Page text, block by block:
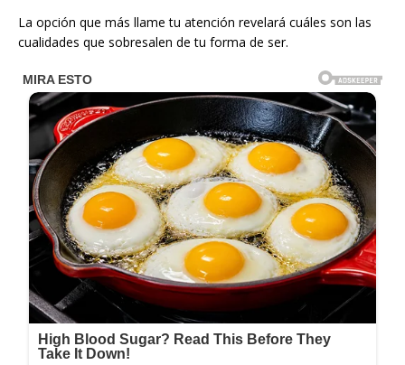
La opción que más llame tu atención revelará cuáles son las
cualidades que sobresalen de tu forma de ser.